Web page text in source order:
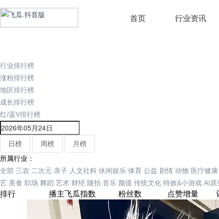
首页 行业资讯
行业排行榜
涨粉排行榜
地区排行榜
成长排行榜
红/蓝V排行榜
日榜 周榜
月榜
所属行业：
全部 三农 二次元 亲子 人文社科 休闲娱乐 体育 公益 剧情 动物 医疗健康
艺 美食 职场 舞蹈 艺术 财经 随拍 音乐 颜值 传统文化 特效&小游戏 AI原
排行 播主飞瓜指数 粉丝数 点赞增量